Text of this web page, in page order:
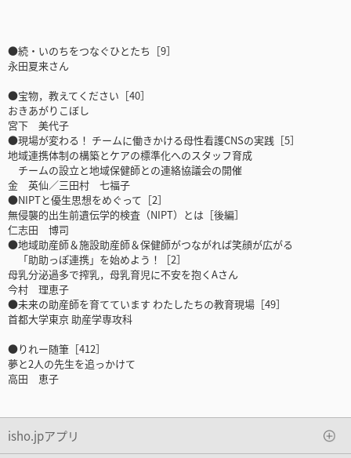
●続・いのちをつなぐひとたち［9］
永田夏来さん
●宝物，教えてください［40］
おきあがりこぼし
宮下 美代子
●現場が変わる！ チームに働きかける母性看護CNSの実践［5］
地域連携体制の構築とケアの標準化へのスタッフ育成
チームの設立と地域保健師との連絡協議会の開催
金 英仙／三田村 七福子
●NIPTと優生思想をめぐって［2］
無侵襲的出生前遺伝学的検査（NIPT）とは［後編］
仁志田 博司
●地域助産師＆施設助産師＆保健師がつながれば笑顔が広がる
「助助っぽ連携」を始めよう！［2］
母乳分泌過多で搾乳，母乳育児に不安を抱くAさん
今村 理恵子
●未来の助産師を育てています わたしたちの教育現場［49］
首都大学東京 助産学専攻科
●りれー随筆［412］
夢と2人の先生を追っかけて
高田 恵子
isho.jpアプリ